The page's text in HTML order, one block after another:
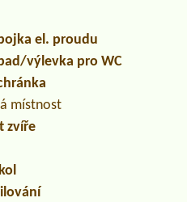
el. proudu
výlevka pro WC
místnost
zvíře